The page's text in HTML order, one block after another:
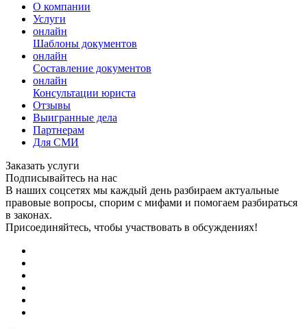
О компании
Услуги
онлайн
Шаблоны документов
онлайн
Составление документов
онлайн
Консультации юриста
Отзывы
Выигранные дела
Партнерам
Для СМИ
Заказать услуги
Подписывайтесь на нас
В наших соцсетях мы каждый день разбираем актуальные
правовые вопросы, спорим с мифами и помогаем разбираться
в законах.
Присоединяйтесь, чтобы участвовать в обсуждениях!